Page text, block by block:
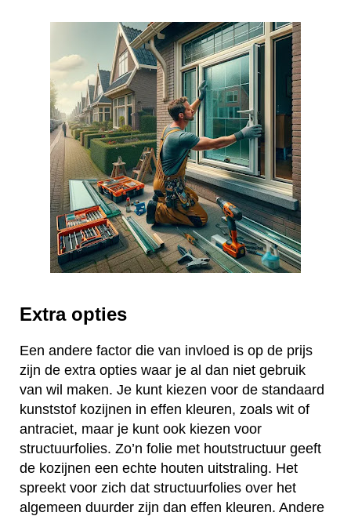
Extra opties
Een andere factor die van invloed is op de prijs
zijn de extra opties waar je al dan niet gebruik
van wil maken. Je kunt kiezen voor de standaard
kunststof kozijnen in effen kleuren, zoals wit of
antraciet, maar je kunt ook kiezen voor
structuurfolies. Zo’n folie met houtstructuur geeft
de kozijnen een echte houten uitstraling. Het
spreekt voor zich dat structuurfolies over het
algemeen duurder zijn dan effen kleuren. Andere